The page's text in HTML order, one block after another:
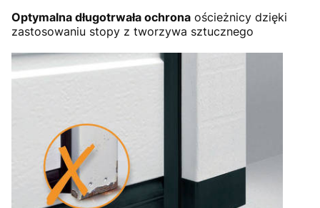
Optymalna długotrwała ochrona ościeżnicy dzięki
zastosowaniu stopy z tworzywa sztucznego